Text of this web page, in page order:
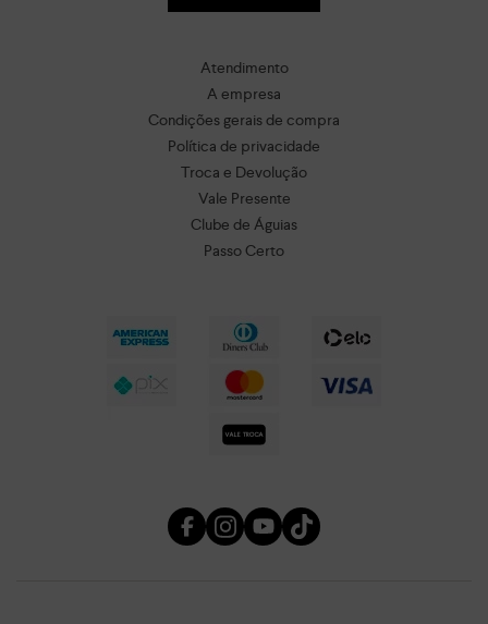
Atendimento
A empresa
Condições gerais de compra
Política de privacidade
Troca e Devolução
Vale Presente
Clube de Águias
Passo Certo